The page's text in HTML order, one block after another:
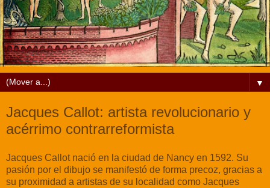
▼
Jacques Callot: artista revolucionario y
acérrimo contrarreformista
Jacques Callot nació en la ciudad de Nancy en 1592. Su
pasión por el dibujo se manifestó de forma precoz, gracias a
su proximidad a artistas de su localidad como Jacques